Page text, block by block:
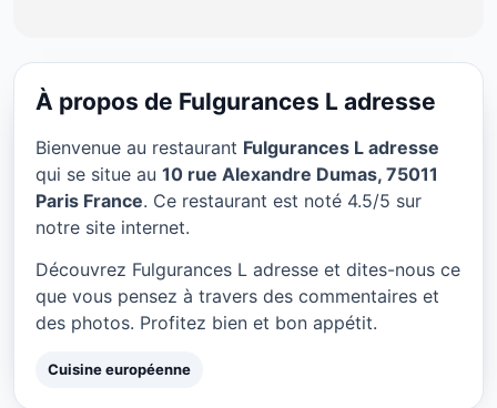
Fulgurances L adresse à
Paris
★ 4.5/5
À propos de Fulgurances L adresse
Bienvenue au restaurant Fulgurances L adresse
qui se situe au 10 rue Alexandre Dumas, 75011
Paris France. Ce restaurant est noté 4.5/5 sur
notre site internet.
Découvrez Fulgurances L adresse et dites-nous ce
que vous pensez à travers des commentaires et
des photos. Profitez bien et bon appétit.
Cuisine européenne